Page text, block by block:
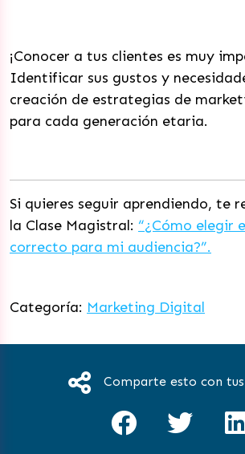
¡Conocer a tus clientes es muy
Identificar sus gustos y
creación de estrategias de
para cada generación etaria.
Si quieres seguir aprendiendo, te
la Clase Magistral: “¿Cómo elegir
correcto para mi audiencia?”.
Categoría: Marketing Digital
Comparte esto con